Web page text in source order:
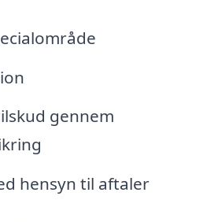
gennem
hensyn til aftaler